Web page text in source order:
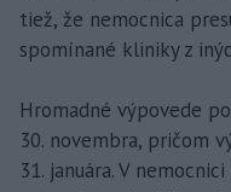
tiež, že nemocnica
spomínané kliniky z
Hromadné výpovede
30. novembra, pričom
31. januára. V